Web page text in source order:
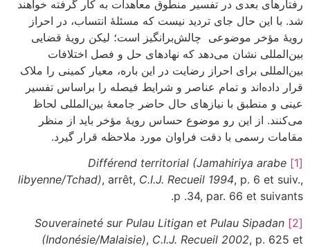
رفتارهای بعدی در تفسیر منطوق معاهدات به کار گرفته خواهند
شد. با این حال جای تردید نیست که مسئلۀ انتساب، در احراز
رویۀ مؤخر موضوعی چالش‌برانگیز است؛ لیکن رویۀ قضایی
بین‌المللی نشان می‌دهد که نهادهای حل و فصل اختلافات
بین‌المللی برای احراز رضایت در این باره، معیار کمینی را ملاک
قرار داده‌اند و تمام عناصر و شرایط فیصله را براساس تفسیر
عینی و منطبق با نیازهای حال حاضر جامعۀ بین‌المللی لحاظ
می‌کنند. از این رو موضوع حساس رویۀ مؤخر باید از منظر
مقامات رسمی با دقت فراوان مورد ملاحظه قرار گیرد.
[1]
Différend territorial (Jamahiriya arabe
libyenne/Tchad), arrêt, C.I.J. Recueil 1994, p. 6 et suiv.,
p .34, par. 66 et suivants.
[2]
Souveraineté sur Pulau Litigan et Pulau Sipadan
(Indonésie/Malaisie), C.I.J. Recueil 2002, p. 625 et